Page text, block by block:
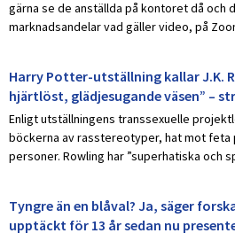
gärna se de anställda på kontoret då och
marknadsandelar vad gäller video, på
Harry Potter-utställning kallar J.K.
hjärtlöst, glädjesugande väsen” –
Enligt utställningens transsexuelle
böckerna av rasstereotyper, hat mot feta
personer. Rowling har ”superhatiska och
Tyngre än en blåval? Ja, säger
upptäckt för 13 år sedan nu